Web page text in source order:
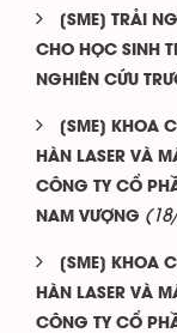
[SME] TRẢI
CHO HỌC SINH
NGHIÊN CỨU
[SME] KHOA
HÀN LASER VÀ
CÔNG TY CỔ
NAM VƯỢNG
[SME] KHOA
HÀN LASER VÀ
CÔNG TY CỔ